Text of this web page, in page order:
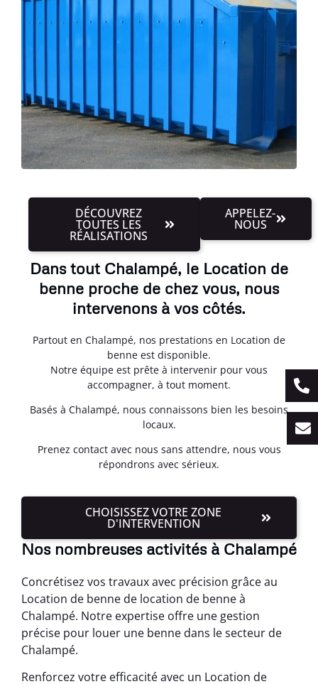
DÉCOUVREZ
TOUTES LES
RÉALISATIONS
APPELEZ-
NOUS
Dans tout Chalampé, le Location de
benne proche de chez vous, nous
intervenons à vos côtés.
Partout en Chalampé, nos prestations en Location de
benne est disponible.
Notre équipe est prête à intervenir pour vous
accompagner, à tout moment.
Basés à Chalampé, nous connaissons bien les besoins
locaux.
Prenez contact avec nous sans attendre, nous vous
répondrons avec sérieux.
CHOISISSEZ VOTRE ZONE
D'INTERVENTION
Nos nombreuses activités à Chalampé
Concrétisez vos travaux avec précision grâce au
Location de benne de location de benne à
Chalampé. Notre expertise offre une gestion
précise pour louer une benne dans le secteur de
Chalampé.
Renforcez votre efficacité avec un Location de